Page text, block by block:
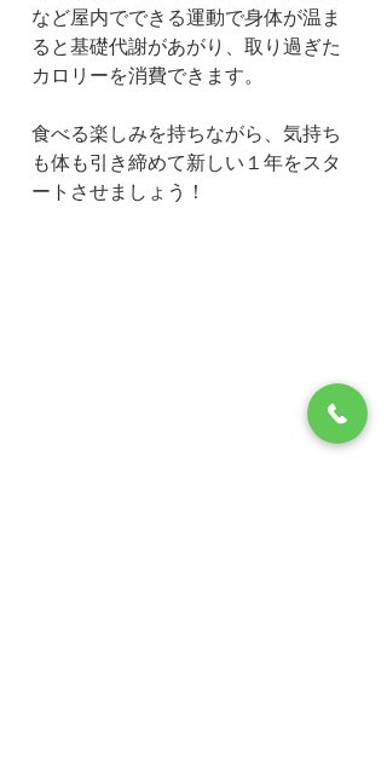
など屋内でできる運動で身体が温ま
ると基礎代謝があがり、取り過ぎた
カロリーを消費できます。
食べる楽しみを持ちながら、気持ち
も体も引き締めて新しい１年をスタ
ートさせましょう！